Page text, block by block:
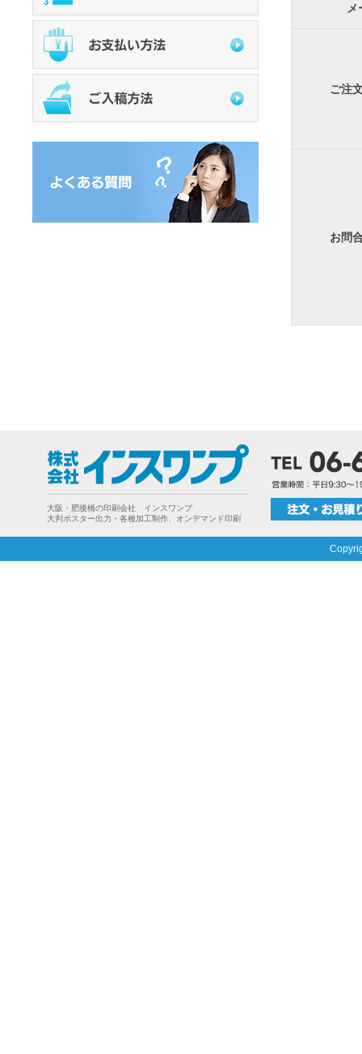
ご注
お問
大阪・肥後橋の印刷会社 インスワンプ
大判ポスター出力・各種加工制作、オンデマンド印刷